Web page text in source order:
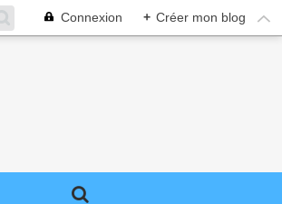
Connexion + Créer mon blog